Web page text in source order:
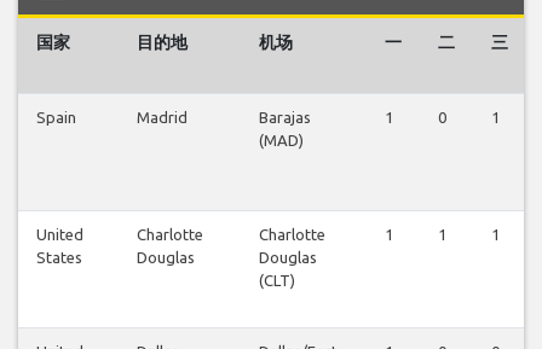
国家 目的地 机场 一 二 三
Spain Madrid
Barajas
(MAD)
1 0 1
United
States
Charlotte
Douglas
Charlotte
Douglas
(CLT)
1 1 1